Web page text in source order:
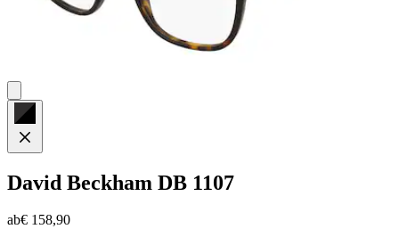
David Beckham DB 1107
ab€ 158,90